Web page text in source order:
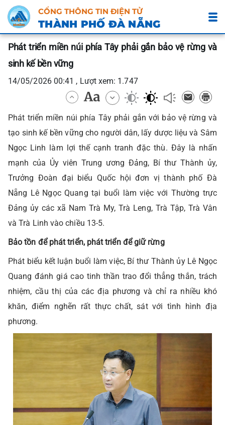
CỔNG THÔNG TIN ĐIỆN TỬ
THÀNH PHỐ ĐÀ NẴNG
Phát triển miền núi phía Tây phải gắn bảo vệ rừng và
sinh kế bền vững
14/05/2026 00:41 , Lượt xem: 1.747
Phát triển miền núi phía Tây phải gắn với bảo vệ rừng và
tạo sinh kế bền vững cho người dân, lấy dược liệu và Sâm
Ngọc Linh làm lợi thế cạnh tranh đặc thù. Đây là nhấn
mạnh của Ủy viên Trung ương Đảng, Bí thư Thành ủy,
Trưởng Đoàn đại biểu Quốc hội đơn vị thành phố Đà
Nẵng Lê Ngọc Quang tại buổi làm việc với Thường trực
Đảng ủy các xã Nam Trà My, Trà Leng, Trà Tập, Trà Vân
và Trà Linh vào chiều 13-5.
Bảo tồn để phát triển, phát triển để giữ rừng
Phát biểu kết luận buổi làm việc, Bí thư Thành ủy Lê Ngọc
Quang đánh giá cao tinh thần trao đổi thẳng thắn, trách
nhiệm, cầu thị của các địa phương và chỉ ra nhiều khó
khăn, điểm nghẽn rất thực chất, sát với tình hình địa
phương.